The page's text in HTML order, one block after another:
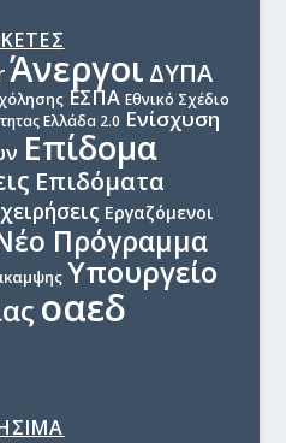
Άνεργοι ΔΥΠΑ
ΕΣΠΑ Εθνικό Σχέδιο
Ελλάδα 2.0 Ενίσχυση
Επίδομα
Επιδόματα
Εργαζόμενοι
Πρόγραμμα
Υπουργείο
οαεδ